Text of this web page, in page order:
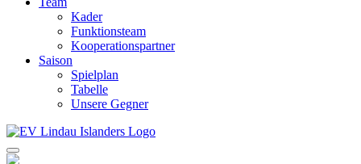
Kader
Funktionsteam
Kooperationspartner
Saison
Spielplan
Tabelle
Unsere Gegner